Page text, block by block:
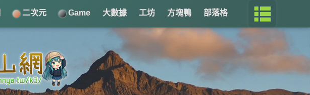
二次元 Game 大數據 工坊 方塊鴨 部落格